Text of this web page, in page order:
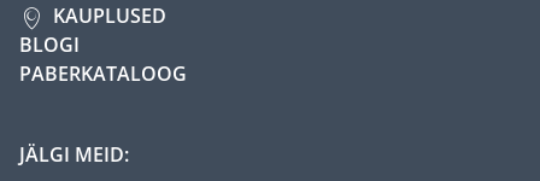
KAUPLUSED
BLOGI
PABERKATALOOG
JÄLGI MEID: